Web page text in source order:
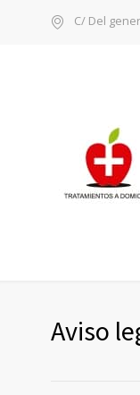
C/ Del
Aviso